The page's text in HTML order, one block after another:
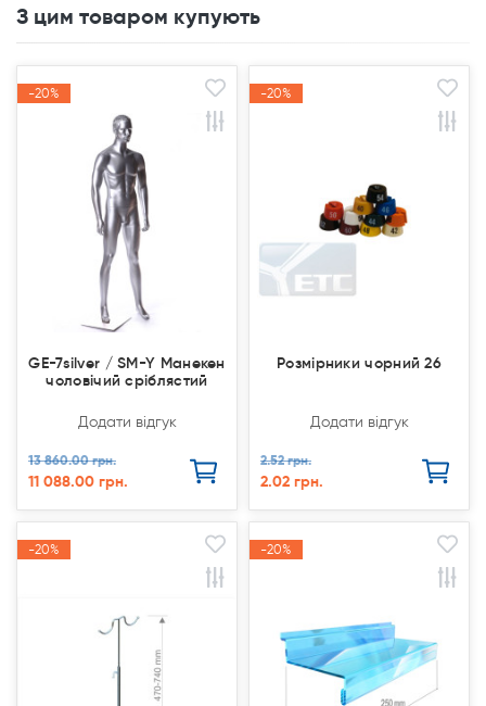
З цим товаром купують
-20%
-20%
GE-7silver / SM-Y Манекен
чоловічий сріблястий
Додати відгук
13 860.00 грн.
11 088.00 грн.
-20%
-20%
Розмірники чорний 26
Додати відгук
2.52 грн.
2.02 грн.
-20%
-20% -20%
-20%